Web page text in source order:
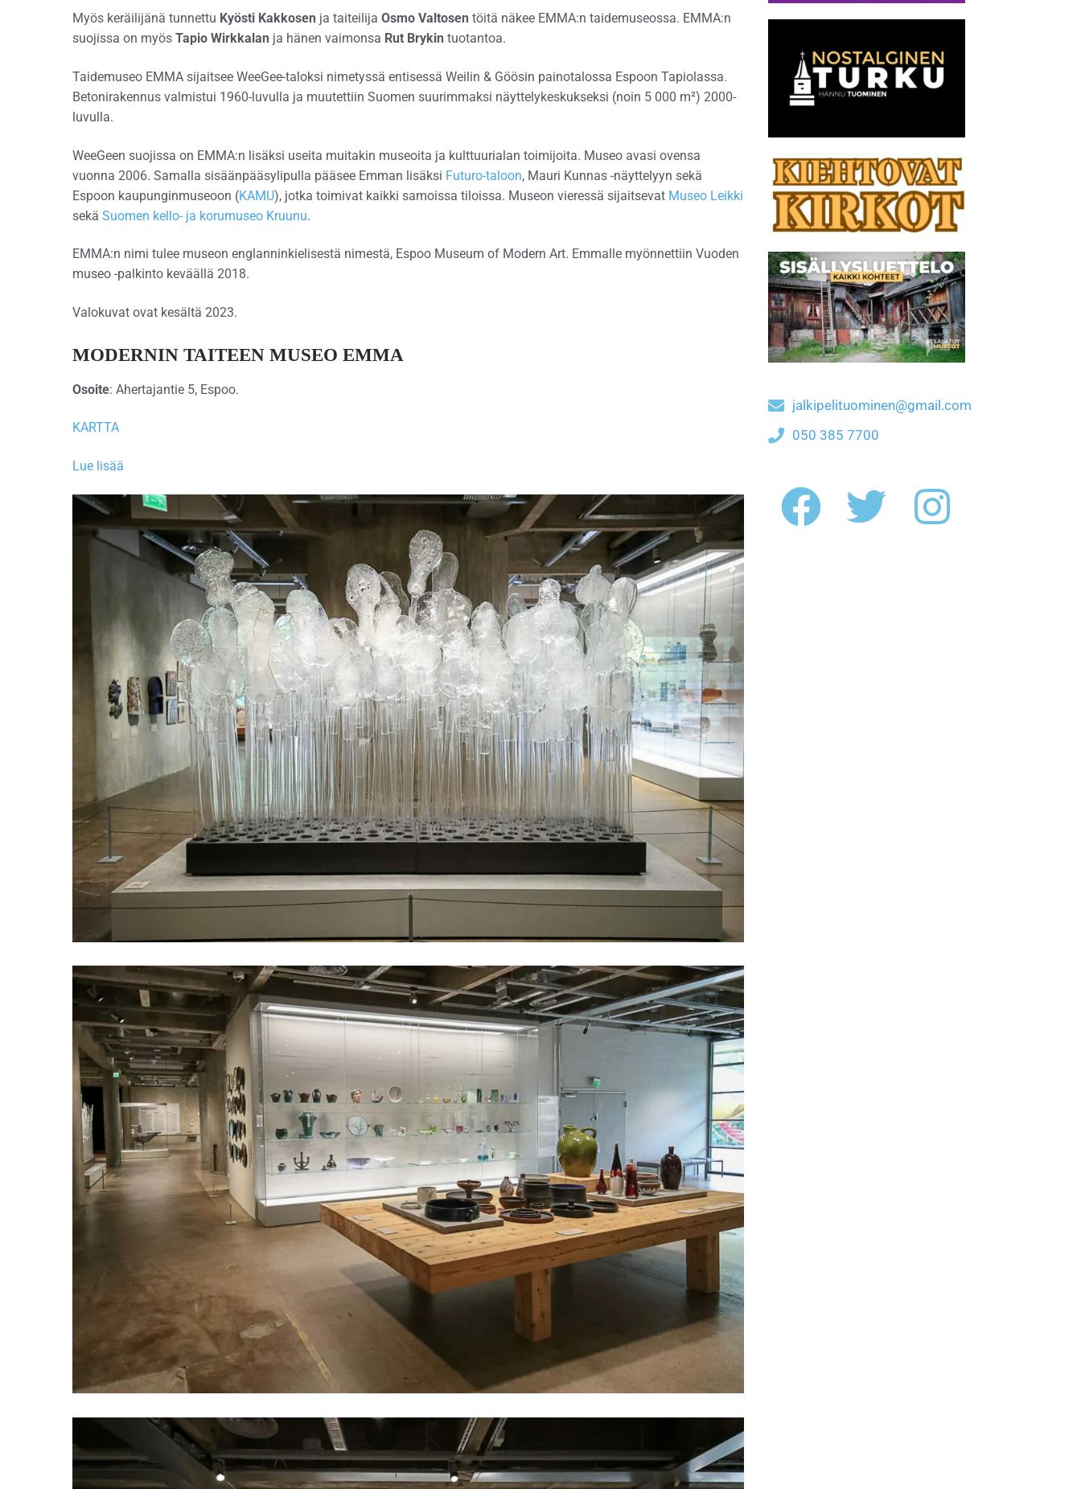
Myös keräilijänä tunnettu Kyösti Kakkosen ja taiteilija Osmo Valtosen töitä näkee EMMA:n taidemuseossa. EMMA:n
suojissa on myös Tapio Wirkkalan ja hänen vaimonsa Rut Brykin tuotantoa.
Taidemuseo EMMA sijaitsee WeeGee-taloksi nimetyssä entisessä Weilin & Göösin painotalossa Espoon Tapiolassa.
Betonirakennus valmistui 1960-luvulla ja muutettiin Suomen suurimmaksi näyttelykeskukseksi (noin 5 000 m²) 2000-
luvulla.
WeeGeen suojissa on EMMA:n lisäksi useita muitakin museoita ja kulttuurialan toimijoita. Museo avasi ovensa
vuonna 2006. Samalla sisäänpääsylipulla pääsee Emman lisäksi Futuro-taloon, Mauri Kunnas -näyttelyyn sekä
Espoon kaupunginmuseoon (KAMU), jotka toimivat kaikki samoissa tiloissa. Museon vieressä sijaitsevat Museo Leikki
sekä Suomen kello- ja korumuseo Kruunu.
EMMA:n nimi tulee museon englanninkielisestä nimestä, Espoo Museum of Modern Art. Emmalle myönnettiin Vuoden
museo -palkinto keväällä 2018.
Valokuvat ovat kesältä 2023.
MODERNIN TAITEEN MUSEO EMMA
Osoite: Ahertajantie 5, Espoo.
KARTTA
Lue lisää
jalkipelituominen@gmail.com
050 385 7700